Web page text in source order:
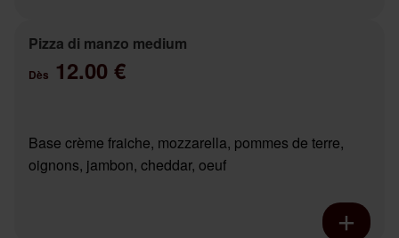
Pizza di manzo medium
Dès 12.00 €
Base crème fraiche, mozzarella, pommes de terre,
oignons, jambon, cheddar, oeuf